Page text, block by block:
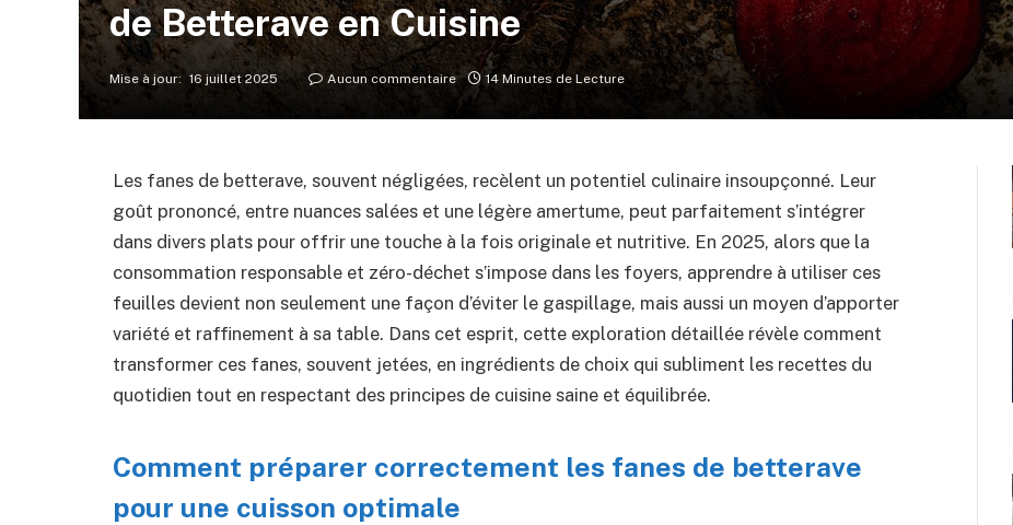
de Betterave en Cuisine
Mise à jour: 16 juillet 2025 Aucun commentaire 14 Minutes de Lecture
Les fanes de betterave, souvent négligées, recèlent un potentiel culinaire insoupçonné. Leur
goût prononcé, entre nuances salées et une légère amertume, peut parfaitement s’intégrer
dans divers plats pour offrir une touche à la fois originale et nutritive. En 2025, alors que la
consommation responsable et zéro-déchet s’impose dans les foyers, apprendre à utiliser ces
feuilles devient non seulement une façon d’éviter le gaspillage, mais aussi un moyen d’apporter
variété et raffinement à sa table. Dans cet esprit, cette exploration détaillée révèle comment
transformer ces fanes, souvent jetées, en ingrédients de choix qui subliment les recettes du
quotidien tout en respectant des principes de cuisine saine et équilibrée.
Comment préparer correctement les fanes de betterave
pour une cuisson optimale